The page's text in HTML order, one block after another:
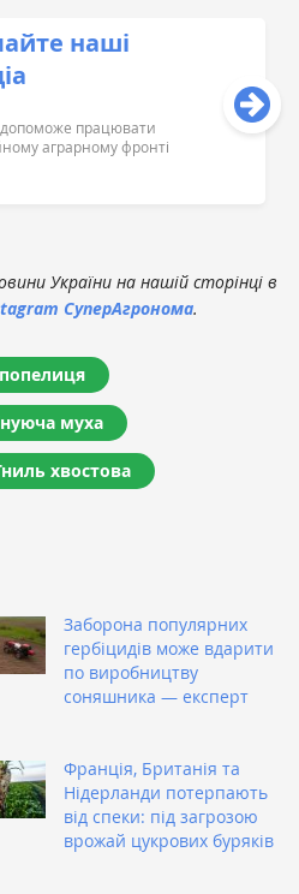
наші
допоможе працювати
аграрному фронті
України на нашій сторінці в
СуперАгронома.
муха
хвостова
Заборона популярних
гербіцидів може вдарити
по виробництву
соняшника — експерт
Франція, Британія та
Нідерланди потерпають
від спеки: під загрозою
врожай цукрових буряків